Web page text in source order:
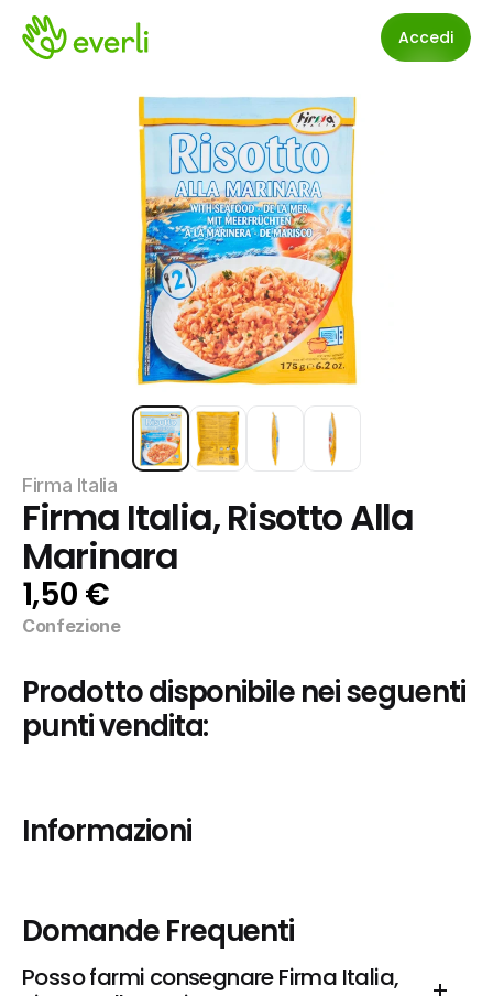
Accedi
Firma Italia
Firma Italia, Risotto Alla
Marinara
1,50 €
Confezione
Prodotto disponibile nei seguenti
punti vendita:
Informazioni
Domande Frequenti
Posso farmi consegnare Firma Italia,